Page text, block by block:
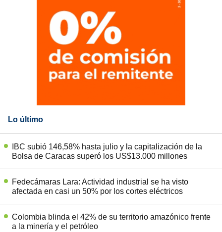
Lo último
IBC subió 146,58% hasta julio y la capitalización de la
Bolsa de Caracas superó los US$13.000 millones
Fedecámaras Lara: Actividad industrial se ha visto
afectada en casi un 50% por los cortes eléctricos
Colombia blinda el 42% de su territorio amazónico frente
a la minería y el petróleo